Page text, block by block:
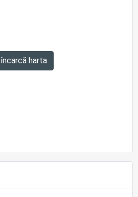
încarcă harta